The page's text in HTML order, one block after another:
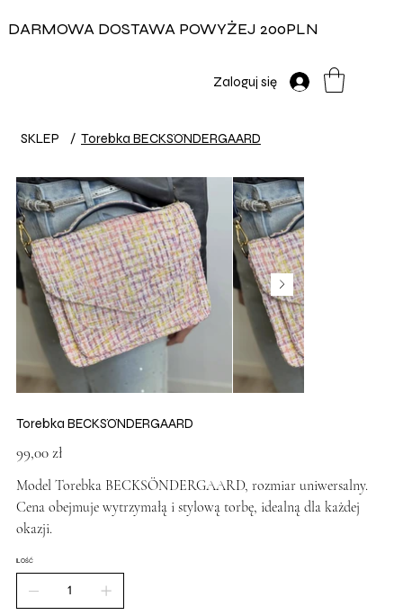
DARMOWA DOSTAWA POWYŻEJ 200PLN
Zaloguj się
SKLEP / Torebka BECKSÖNDERGAARD
Torebka BECKSÖNDERGAARD
99,00 zł
Model Torebka BECKSÖNDERGAARD, rozmiar uniwersalny.
Cena obejmuje wytrzymałą i stylową torbę, idealną dla każdej
okazji.
ILOŚĆ